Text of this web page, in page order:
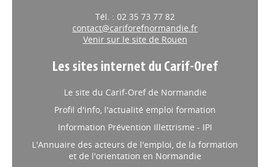
Tél. : 02 35 73 77 82
contact@cariforefnormandie.fr
Venir sur le site de Rouen
Les sites internet du Carif-Oref
Le site du Carif-Oref de Normandie
Profil d'info, l'actualité emploi formation
Information Prévention Illettrisme - IPI
L'Annuaire des acteurs de l'emploi, de la formation
et de l'orientation en Normandie